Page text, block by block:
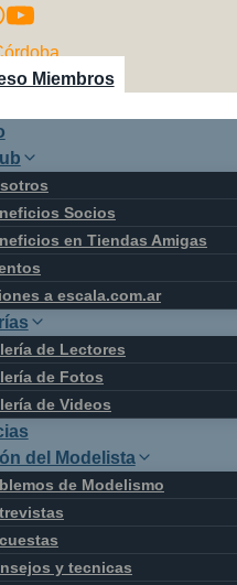
Miembros
Socios
en Tiendas Amigas
a escala.com.ar
de Lectores
de Fotos
de Videos
del Modelista
de Modelismo
y tecnicas